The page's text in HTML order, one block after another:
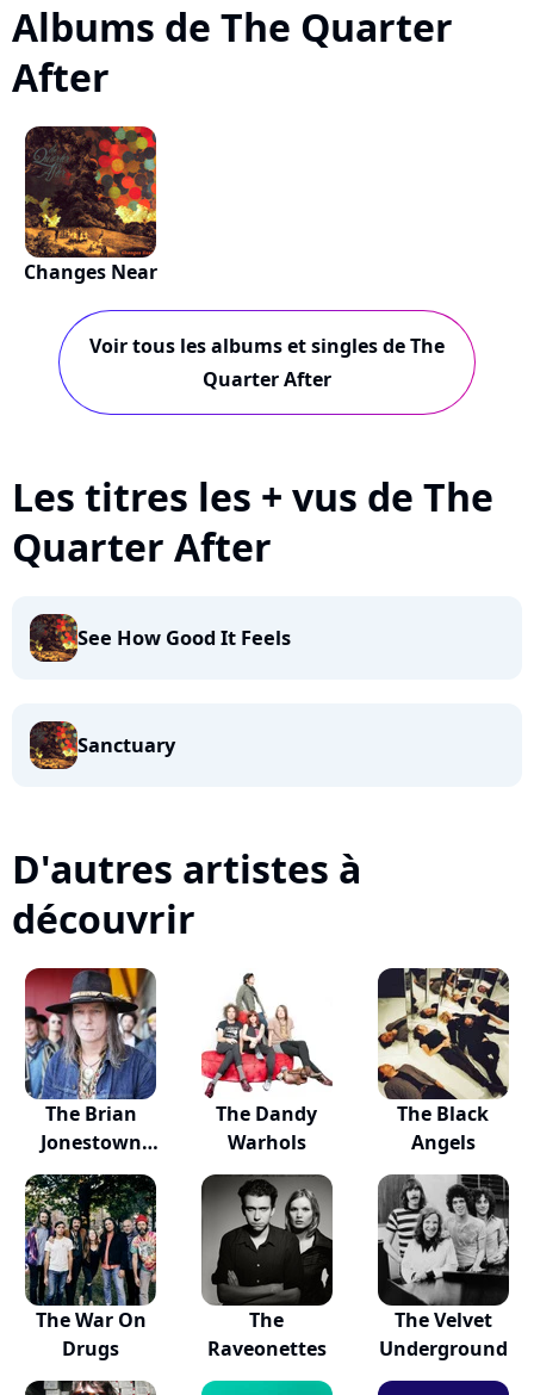
Albums de The Quarter
After
Changes Near
Voir tous les albums et singles de The
Quarter After
Les titres les + vus de The
Quarter After
See How Good It Feels
Sanctuary
D'autres artistes à
découvrir
The Brian
Jonestown
Massacre
The Dandy
Warhols
The Black
Angels
The War On
Drugs
The
Raveonettes
The Velvet
Underground